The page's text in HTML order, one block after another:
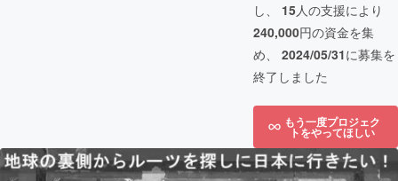
し、 15人の支援により
240,000円の資金を集
め、 2024/05/31に募集を
終了しました
もう一度プロジェク
トをやってほしい